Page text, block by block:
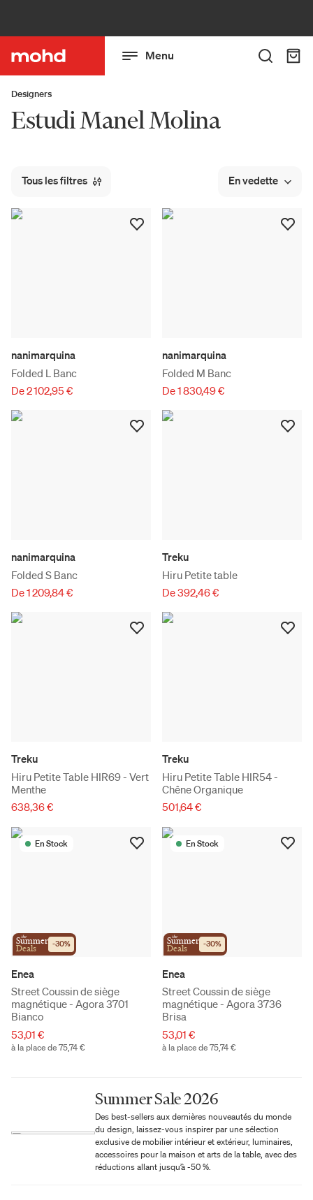
Menu
Designers
Estudi Manel Molina
Tous les filtres En vedette
nanimarquina
Folded L Banc
De 2 102,95 €
nanimarquina
Folded M Banc
De 1 830,49 €
nanimarquina
Folded S Banc
De 1 209,84 €
Treku
Hiru Petite table
De 392,46 €
Treku
Hiru Petite Table HIR69 - Vert
Menthe
638,36 €
Treku
Hiru Petite Table HIR54 -
Chêne Organique
501,64 €
En Stock
the
Summer
Deals -30%
Enea
Street Coussin de siège
magnétique - Agora 3701
Bianco
53,01 €
à la place de 75,74 €
En Stock
the
Summer
Deals -30%
Enea
Street Coussin de siège
magnétique - Agora 3736
Brisa
53,01 €
à la place de 75,74 €
Summer Sale 2026
Des best-sellers aux dernières nouveautés du monde
du design, laissez-vous inspirer par une sélection
exclusive de mobilier intérieur et extérieur, luminaires,
accessoires pour la maison et arts de la table, avec des
réductions allant jusqu’à -50 %.